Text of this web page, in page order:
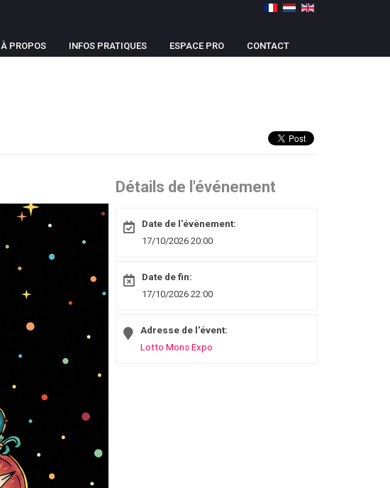
À PROPOS INFOS PRATIQUES ESPACE PRO CONTACT
Détails de l'événement
Date de l'évènement:
17/10/2026 20:00
Date de fin:
17/10/2026 22:00
Adresse de l'évent:
Lotto Mons Expo